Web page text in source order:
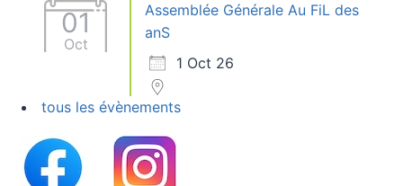
01
Oct
Assemblée Générale Au FiL des
anS
1 Oct 26
tous les évènements